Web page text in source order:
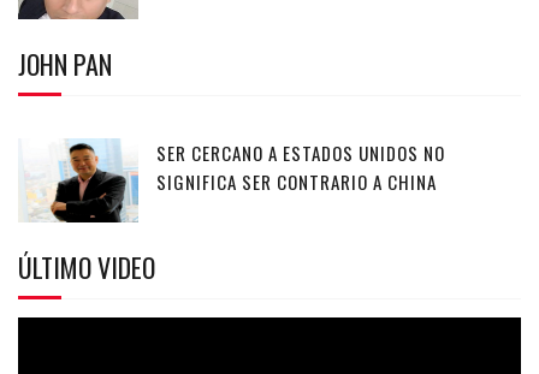
JOHN PAN
SER CERCANO A ESTADOS UNIDOS NO
SIGNIFICA SER CONTRARIO A CHINA
ÚLTIMO VIDEO